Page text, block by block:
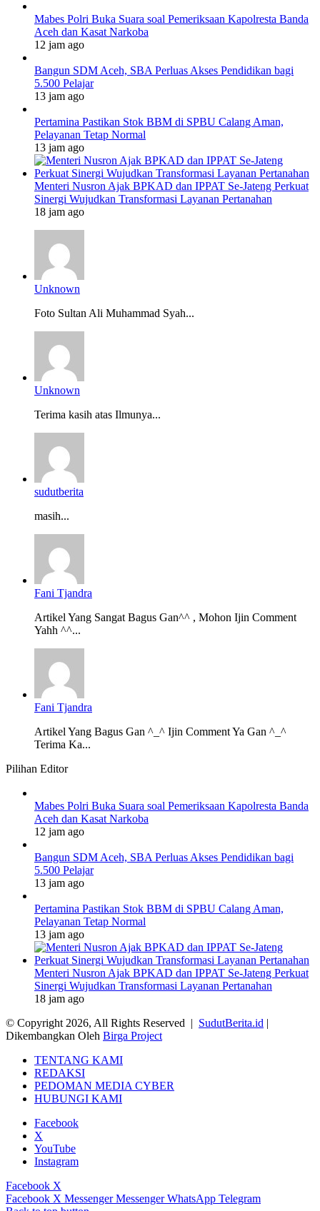
Mabes Polri Buka Suara soal Pemeriksaan Kapolresta Banda
Aceh dan Kasat Narkoba
12 jam ago
Bangun SDM Aceh, SBA Perluas Akses Pendidikan bagi
5.500 Pelajar
13 jam ago
Pertamina Pastikan Stok BBM di SPBU Calang Aman,
Pelayanan Tetap Normal
13 jam ago
Menteri Nusron Ajak BPKAD dan IPPAT Se-Jateng Perkuat
Sinergi Wujudkan Transformasi Layanan Pertanahan
18 jam ago
Unknown
Foto Sultan Ali Muhammad Syah...
Unknown
Terima kasih atas Ilmunya...
sudutberita
masih...
Fani Tjandra
Artikel Yang Sangat Bagus Gan^^ , Mohon Ijin Comment
Yahh ^^...
Fani Tjandra
Artikel Yang Bagus Gan ^_^ Ijin Comment Ya Gan ^_^
Terima Ka...
Pilihan Editor
Mabes Polri Buka Suara soal Pemeriksaan Kapolresta Banda
Aceh dan Kasat Narkoba
12 jam ago
Bangun SDM Aceh, SBA Perluas Akses Pendidikan bagi
5.500 Pelajar
13 jam ago
Pertamina Pastikan Stok BBM di SPBU Calang Aman,
Pelayanan Tetap Normal
13 jam ago
Menteri Nusron Ajak BPKAD dan IPPAT Se-Jateng Perkuat
Sinergi Wujudkan Transformasi Layanan Pertanahan
18 jam ago
© Copyright 2026, All Rights Reserved | SudutBerita.id |
Dikembangkan Oleh Birga Project
TENTANG KAMI
REDAKSI
PEDOMAN MEDIA CYBER
HUBUNGI KAMI
Facebook
X
YouTube
Instagram
Facebook X
Facebook X Messenger Messenger WhatsApp Telegram